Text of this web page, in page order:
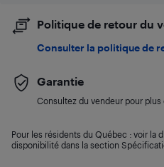
Politique de retour du
Consulter la politique de
Garantie
Consultez du vendeur pour plus
Pour les résidents du Québec : voir la
disponibilité dans la section